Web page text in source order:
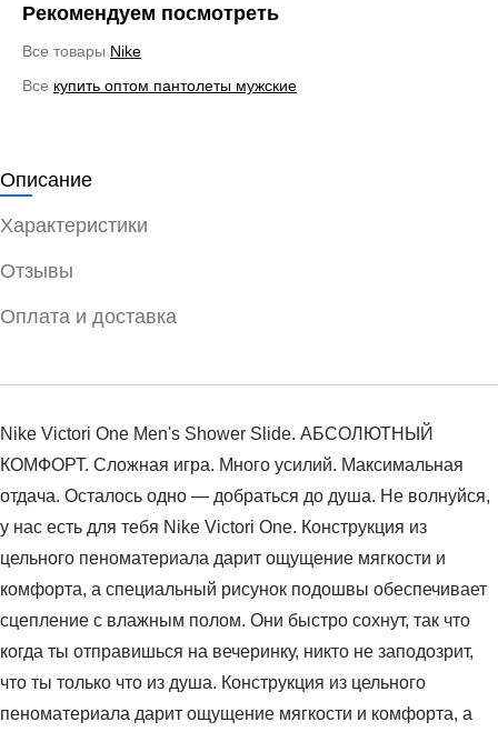
Рекомендуем посмотреть
Все товары Nike
Все купить оптом пантолеты мужские
Описание
Характеристики
Отзывы
Оплата и доставка
Nike Victori One Men's Shower Slide. АБСОЛЮТНЫЙ
КОМФОРТ. Сложная игра. Много усилий. Максимальная
отдача. Осталось одно — добраться до душа. Не волнуйся,
у нас есть для тебя Nike Victori One. Конструкция из
цельного пеноматериала дарит ощущение мягкости и
комфорта, а специальный рисунок подошвы обеспечивает
сцепление с влажным полом. Они быстро сохнут, так что
когда ты отправишься на вечеринку, никто не заподозрит,
что ты только что из душа. Конструкция из цельного
пеноматериала дарит ощущение мягкости и комфорта, а